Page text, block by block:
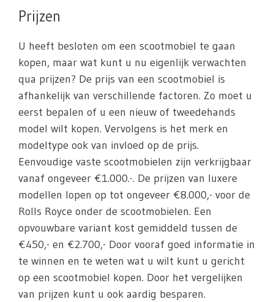
Prijzen
U heeft besloten om een scootmobiel te gaan
kopen, maar wat kunt u nu eigenlijk verwachten
qua prijzen? De prijs van een scootmobiel is
afhankelijk van verschillende factoren. Zo moet u
eerst bepalen of u een nieuw of tweedehands
model wilt kopen. Vervolgens is het merk en
modeltype ook van invloed op de prijs.
Eenvoudige vaste scootmobielen zijn verkrijgbaar
vanaf ongeveer €1.000.-. De prijzen van luxere
modellen lopen op tot ongeveer €8.000,- voor de
Rolls Royce onder de scootmobielen. Een
opvouwbare variant kost gemiddeld tussen de
€450,- en €2.700,- Door vooraf goed informatie in
te winnen en te weten wat u wilt kunt u gericht
op een scootmobiel kopen. Door het vergelijken
van prijzen kunt u ook aardig besparen.